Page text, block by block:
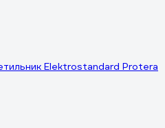
Elektrostandard Protera